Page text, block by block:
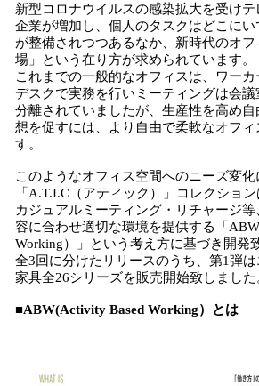
新型コロナウイルスの感染拡大を受け
企業が増加し、個人のタスクはどこに
が整備されつつあるなか、新時代のオ
場」という在り方が求められています。
これまでの一般的なオフィスは、ワー
デスクで実務を行いミーティングは会
分離されていましたが、生産性を高め
想を促すには、より自由で柔軟なオフ
す。
このようなオフィス空間へのニーズ変化
「A.T.I.C（アティック）」コレクショ
カジュアルミーティング・リチャージ
容に合わせ適切な環境を提供する「
Working）」という考え方に基づき開発
全3回に分けたリリースのうち、第1弾
家具全26シリーズを販売開始致しました
■ABW(Activity Based Working）とは